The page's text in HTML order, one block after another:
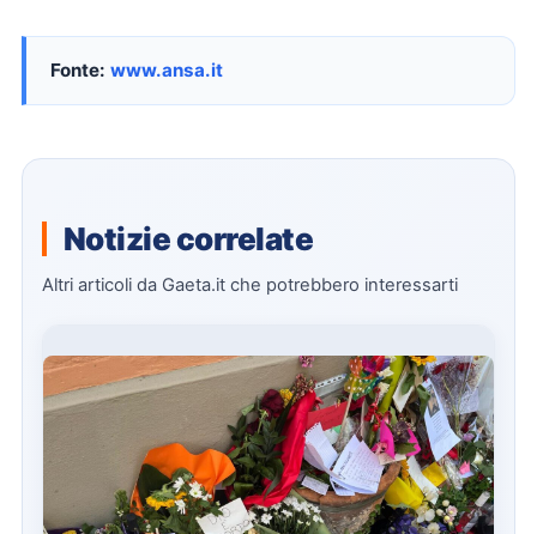
Fonte: www.ansa.it
Notizie correlate
Altri articoli da Gaeta.it che potrebbero interessarti